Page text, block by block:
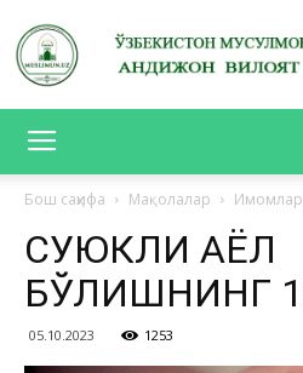
Бош саҳифа Мақолалар
СУЮКЛИ АЁЛ
БЎЛИШНИНГ
05.10.2023 1253